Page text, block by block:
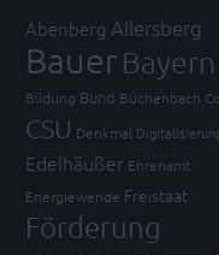
Abenberg Allersberg
Bauer Bayern
Bildung Bund Büchenbach
CSU Denkmal
Edelhäußer Ehrenamt
Energiewende Freistaat
Förderung